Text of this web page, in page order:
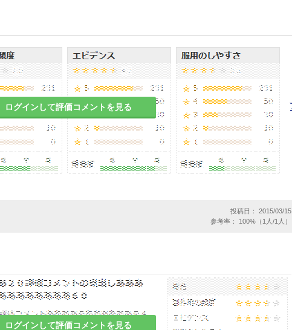
あるので、本剤投与中の患者には自動車の運転等危険を伴う
せないよう十分注意すること。
無顆粒球症があらわれることがあるので、血液検査を行うな
こと。［11.1.3参照］
のある患者
眼圧が上昇し、症状を悪化させることがある。
ある患者
眼内圧が上昇し、症状が増悪するおそれがある。
ログインして評価コメントを見る
ログインして評価コメントを見る
投稿日： 2015/03/15
参考率： 100%（1人/1人）